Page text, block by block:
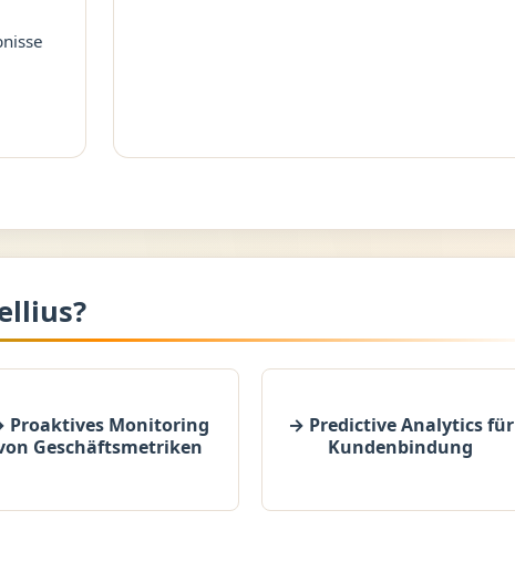
Proaktives Monitoring
Geschäftsmetriken
→ Predictive Analytics für
Kundenbindung